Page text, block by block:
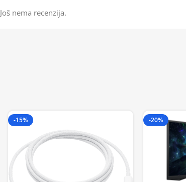
Još nema recenzija.
-15% -20%